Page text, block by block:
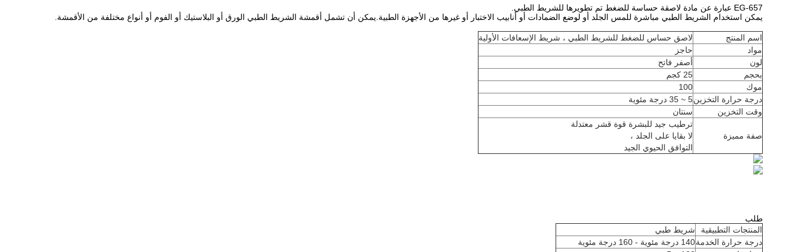
EG-657 عبارة عن مادة لاصقة حساسة للضغط تم تطويرها للشريط الطبي.
يمكن استخدام الشريط الطبي مباشرة للمس الجلد أو لوضع الضمادات أو أنابيب الاختبار أو غيرها من الأجهزة الطبية.يمكن أن تشمل أقمشة الشريط الطبي الورق أو البلاستيك أو الفوم أو أنواع مختلفة من الأقمشة.
اسم المنتج
لاصق حساس للضغط للشريط الطبي ، شريط الإسعافات الأولية
مواد
حاجز
لون
أصفر فاتح
بحجم
25 كجم
موك
100
درجة حرارة التخزين5 ~ 35 درجة مئوية
وقت التخزين
سنتان
صفة مميزة
ترطيب جيد للبشرة قوة قشر معتدلة
لا بقايا على الجلد ،
التوافق الحيوي الجيد
طلب
المنتجات التطبيقية
شريط طبي
درجة حرارة الخدمة140 درجة مئوية - 160 درجة مئوية